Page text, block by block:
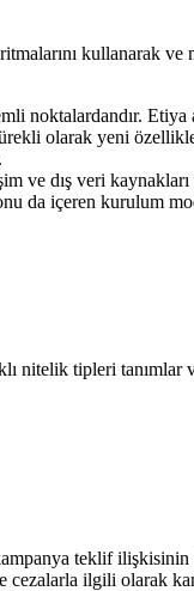
kullanarak ve
noktalardandır.
olarak yeni
ve dış veri
da içeren kurulum
tipleri tanımlar
teklif ilişkisinin
ilgili olarak